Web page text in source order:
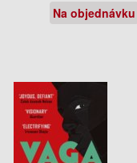
Na objednávku